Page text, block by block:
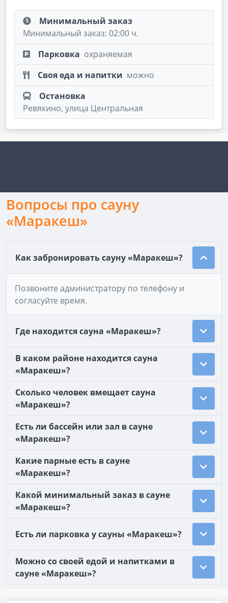
Минимальный заказ
Минимальный заказ: 02:00 ч.
Парковка охраняемая
Своя еда и напитки можно
Остановка
Ревякино, улица Центральная
Вопросы про сауну
«Маракеш»
Как забронировать сауну «Маракеш»?
Позвоните администратору по телефону и
согласуйте время.
Где находится сауна «Маракеш»?
В каком районе находится сауна
«Маракеш»?
Сколько человек вмещает сауна
«Маракеш»?
Есть ли бассейн или зал в сауне
«Маракеш»?
Какие парные есть в сауне
«Маракеш»?
Какой минимальный заказ в сауне
«Маракеш»?
Есть ли парковка у сауны «Маракеш»?
Можно со своей едой и напитками в
сауне «Маракеш»?